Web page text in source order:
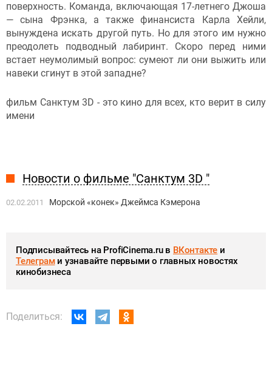
поверхность. Команда, включающая 17-летнего Джоша
— сына Фрэнка, а также финансиста Карла Хейли,
вынуждена искать другой путь. Но для этого им нужно
преодолеть подводный лабиринт. Скоро перед ними
встает неумолимый вопрос: сумеют ли они выжить или
навеки сгинут в этой западне?
фильм Санктум 3D - это кино для всех, кто верит в силу
имени
Новости о фильме "Санктум 3D "
02.02.2011 Морской «конек» Джеймса Кэмерона
Подписывайтесь на ProfiCinema.ru в ВКонтакте и
Телеграми узнавайте первыми о главных новостях
кинобизнеса
Поделиться: